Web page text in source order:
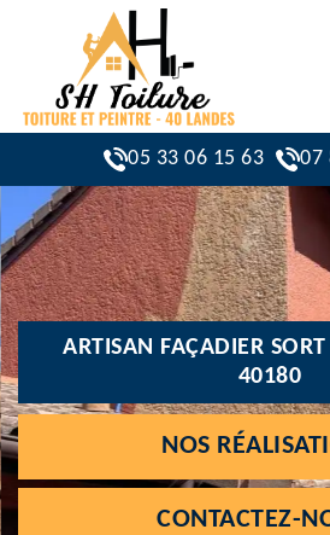
05 33 06 15 63 07
ARTISAN FAÇADIER
40180
NOS
CONTACTEZ-